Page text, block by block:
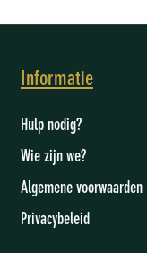
Informatie
Hulp nodig?
Wie zijn we?
Algemene voorwaarden
Privacybeleid